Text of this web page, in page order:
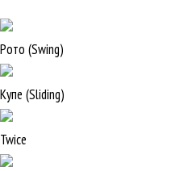
Рото (Swing)
Купе (Sliding)
Twice